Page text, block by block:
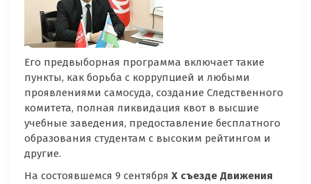
Его предвыборная программа включает такие
пункты, как борьба с коррупцией и любыми
проявлениями самосуда, создание Следственного
комитета, полная ликвидация квот в высшие
учебные заведения, предоставление бесплатного
образования студентам с высоким рейтингом и
другие.
На состоявшемся 9 сентября X съезде Движения